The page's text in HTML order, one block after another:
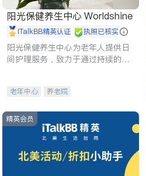
阳光保健养生中心 Worldshine
iTalkBB精英认证 执照已核实
阳光保健养生中心为老年人提供日
间护理服务，致力于通过持续的护
老年中心 养老院
精英会员